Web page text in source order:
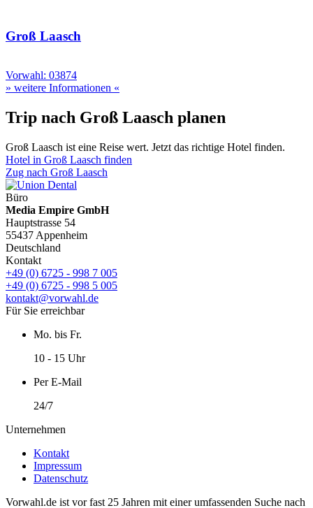
Groß Laasch
Vorwahl: 03874
» weitere Informationen «
Trip nach Groß Laasch planen
Groß Laasch ist eine Reise wert. Jetzt das richtige Hotel finden.
Hotel in Groß Laasch finden
Zug nach Groß Laasch
Büro
Media Empire GmbH
Hauptstrasse 54
55437 Appenheim
Deutschland
Kontakt
+49 (0) 6725 - 998 7 005
+49 (0) 6725 - 998 5 005
kontakt@vorwahl.de
Für Sie erreichbar
Mo. bis Fr.
10 - 15 Uhr
Per E-Mail
24/7
Unternehmen
Kontakt
Impressum
Datenschutz
Vorwahl.de ist vor fast 25 Jahren mit einer umfassenden Suche nach